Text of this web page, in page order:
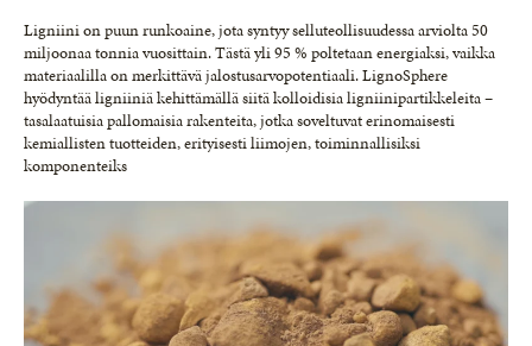
Ligniini on puun runkoaine, jota syntyy selluteollisuudessa arviolta 50
miljoonaa tonnia vuosittain. Tästä yli 95 % poltetaan energiaksi, vaikka
materiaalilla on merkittävä jalostusarvopotentiaali. LignoSphere
hyödyntää ligniiniä kehittämällä siitä kolloidisia ligniinipartikkeleita –
tasalaatuisia pallomaisia rakenteita, jotka soveltuvat erinomaisesti
kemiallisten tuotteiden, erityisesti liimojen, toiminnallisiksi
komponenteiks